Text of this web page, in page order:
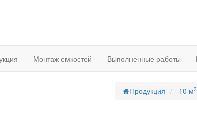
Монтаж емкостей Выполненные работы
Продукция 10 м3